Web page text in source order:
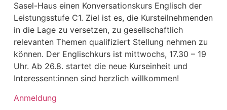
Sasel-Haus einen Konversationskurs Englisch der
Leistungsstufe C1. Ziel ist es, die Kursteilnehmenden
in die Lage zu versetzen, zu gesellschaftlich
relevanten Themen qualifiziert Stellung nehmen zu
können. Der Englischkurs ist mittwochs, 17.30 – 19
Uhr. Ab 26.8. startet die neue Kurseinheit und
Interessent:innen sind herzlich willkommen!
Anmeldung